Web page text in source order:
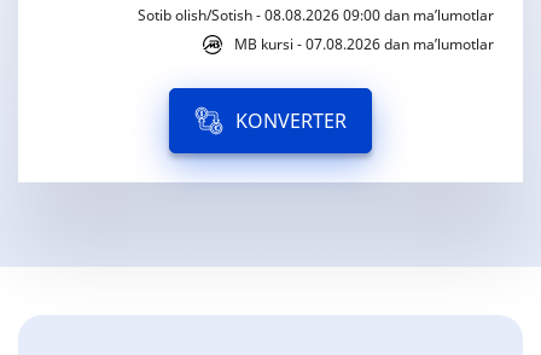
Sotib olish/Sotish - 08.08.2026 09:00 dan ma’lumotlar
MB kursi - 07.08.2026 dan ma’lumotlar
KONVERTER